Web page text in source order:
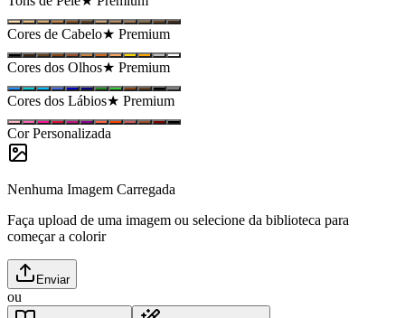
Cores de Cabelo★ Premium
Cores dos Olhos★ Premium
Cores dos Lábios★ Premium
Cor Personalizada
Nenhuma Imagem Carregada
Faça upload de uma imagem ou selecione da biblioteca para
começar a colorir
Enviar
ou